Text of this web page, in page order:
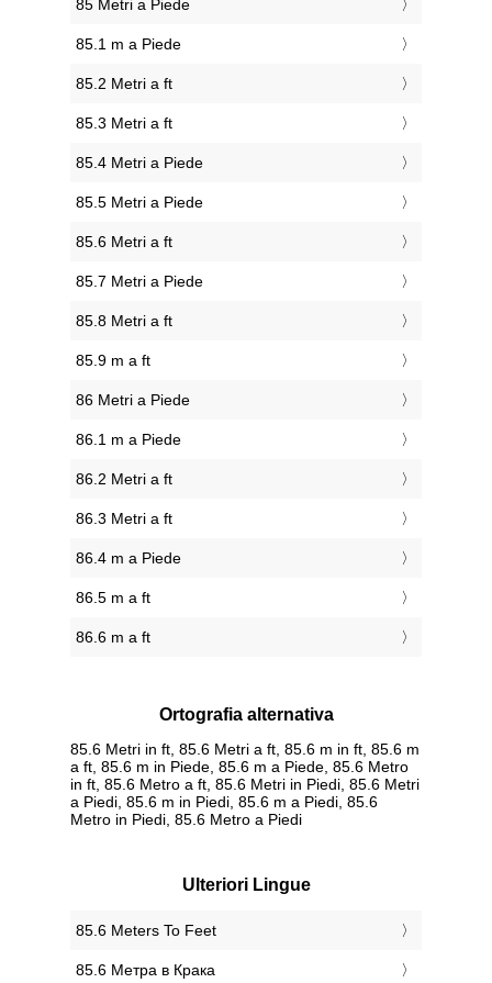
85 Metri a Piede
85.1 m a Piede
85.2 Metri a ft
85.3 Metri a ft
85.4 Metri a Piede
85.5 Metri a Piede
85.6 Metri a ft
85.7 Metri a Piede
85.8 Metri a ft
85.9 m a ft
86 Metri a Piede
86.1 m a Piede
86.2 Metri a ft
86.3 Metri a ft
86.4 m a Piede
86.5 m a ft
86.6 m a ft
Ortografia alternativa
85.6 Metri in ft, 85.6 Metri a ft, 85.6 m in ft, 85.6 m
a ft, 85.6 m in Piede, 85.6 m a Piede, 85.6 Metro
in ft, 85.6 Metro a ft, 85.6 Metri in Piedi, 85.6 Metri
a Piedi, 85.6 m in Piedi, 85.6 m a Piedi, 85.6
Metro in Piedi, 85.6 Metro a Piedi
Ulteriori Lingue
‎85.6 Meters To Feet
‎85.6 Метра в Крака